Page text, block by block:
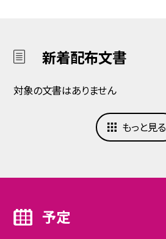
新着配布文書
対象の文書はありません
もっと見る
予定